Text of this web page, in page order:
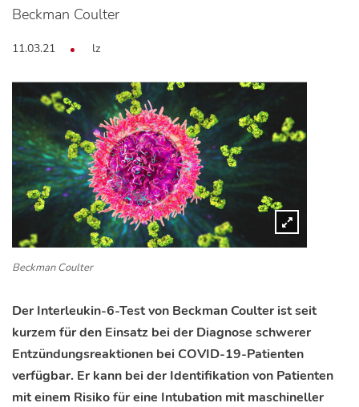
Beckman Coulter
11.03.21 lz
Beckman Coulter
Der Interleukin-6-Test von Beckman Coulter ist seit
kurzem für den Einsatz bei der Diagnose schwerer
Entzündungsreaktionen bei COVID-19-Patienten
verfügbar. Er kann bei der Identifikation von Patienten
mit einem Risiko für eine Intubation mit maschineller